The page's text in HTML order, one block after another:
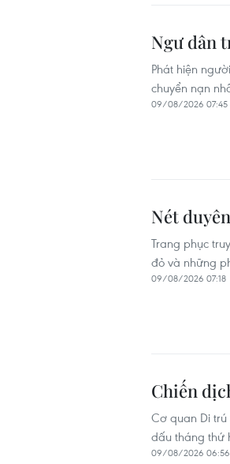
Ngư dân
Phát hiện
chuyển nạn
09/08/2026 07:45
Nét
Trang phục
đỏ và những
09/08/2026 07:18
Chiến
Cơ quan Di
dấu tháng thứ
09/08/2026 06:56